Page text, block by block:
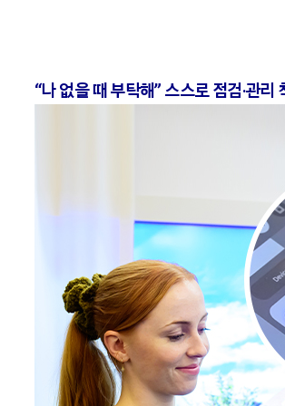
“나 없을 때 부탁해” 스스로 점검·관리